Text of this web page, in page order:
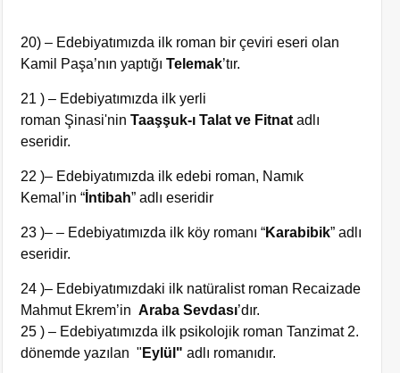
20) – Edebiyatımızda ilk roman bir çeviri eseri olan
Kamil Paşa’nın yaptığıTelemak’tır.
21 ) – Edebiyatımızda ilk yerli
roman Şinasi'ninTaaşşuk-ı Talat ve Fitnat adlı
eseridir.
22 )– Edebiyatımızda ilk edebi roman, Namık
Kemal’in “ İntibah” adlı eseridir
23 )– – Edebiyatımızda ilk köy romanı “Karabibik” adlı
eseridir.
24 )– Edebiyatımızdaki ilk natüralist roman Recaizade
Mahmut Ekrem’in Araba Sevdası’dır.
25 ) – Edebiyatımızda ilk psikolojik roman Tanzimat 2.
dönemde yazılan " Eylül" adlı romanıdır.